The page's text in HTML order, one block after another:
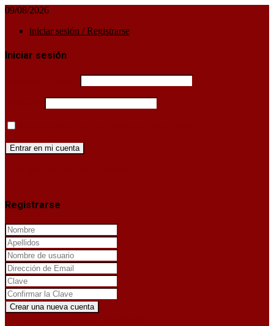
09/08/2026
iniciar sesión / Registrarse
Iniciar sesión
Registrarse